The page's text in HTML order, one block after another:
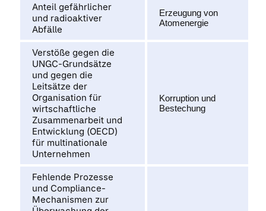
Anteil gefährlicher
und radioaktiver
Abfälle
Erzeugung von
Atomenergie
Verstöße gegen die
UNGC-Grundsätze
und gegen die
Leitsätze der
Organisation für
wirtschaftliche
Zusammenarbeit und
Entwicklung (OECD)
für multinationale
Unternehmen
Korruption und
Bestechung
Fehlende Prozesse
und Compliance-
Mechanismen zur